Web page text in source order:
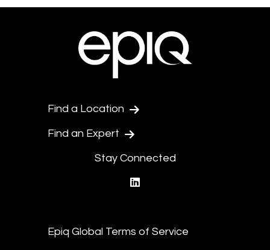
Find a Location
Find an Expert
Stay Connected
Epiq Global Terms of Service